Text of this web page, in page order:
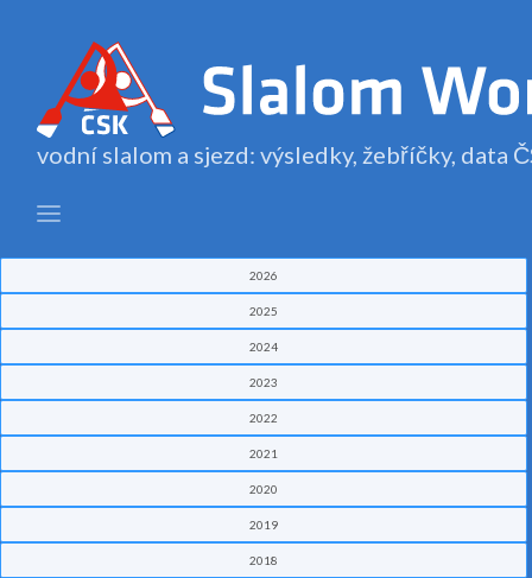
vodní slalom a sjezd: výsledky, žebříčky, data
2026
2025
2024
2023
2022
2021
2020
2019
2018